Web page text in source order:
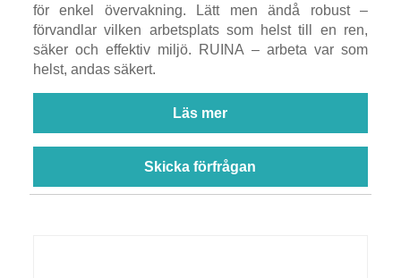
för enkel övervakning. Lätt men ändå robust –
förvandlar vilken arbetsplats som helst till en ren,
säker och effektiv miljö. RUINA – arbeta var som
helst, andas säkert.
Läs mer
Skicka förfrågan